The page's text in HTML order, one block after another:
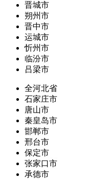
晋城市
朔州市
晋中市
运城市
忻州市
临汾市
吕梁市
全河北省
石家庄市
唐山市
秦皇岛市
邯郸市
邢台市
保定市
张家口市
承德市